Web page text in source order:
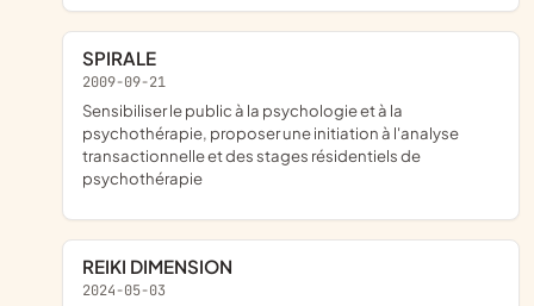
SPIRALE
2009-09-21
sensibiliser le public à la psychologie et à la
psychothérapie, proposer une initiation à l'analyse
transactionnelle et des stages résidentiels de
psychothérapie
REIKI DIMENSION
2024-05-03